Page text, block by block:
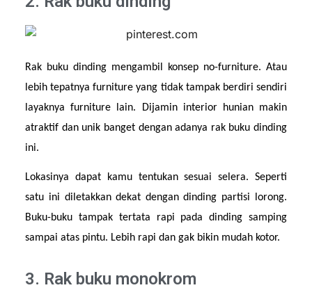
Rak buku dinding mengambil konsep no-furniture. Atau
lebih tepatnya furniture yang tidak tampak berdiri sendiri
layaknya furniture lain. Dijamin interior hunian makin
atraktif dan unik banget dengan adanya rak buku dinding
ini.
Lokasinya dapat kamu tentukan sesuai selera. Seperti
satu ini diletakkan dekat dengan dinding partisi lorong.
Buku-buku tampak tertata rapi pada dinding samping
sampai atas pintu. Lebih rapi dan gak bikin mudah kotor.
3. Rak buku monokrom